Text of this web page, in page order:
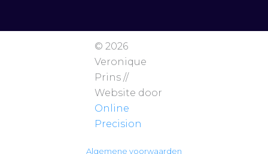
© 2026
Veronique
Prins //
Website door
Online
Precision
Algemene voorwaarden